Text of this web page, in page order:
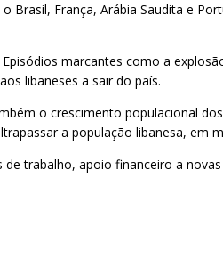
França, Arábia Saudita e
marcantes como a
libaneses a sair do país.
o crescimento populacional
a população libanesa, em
trabalho, apoio financeiro a